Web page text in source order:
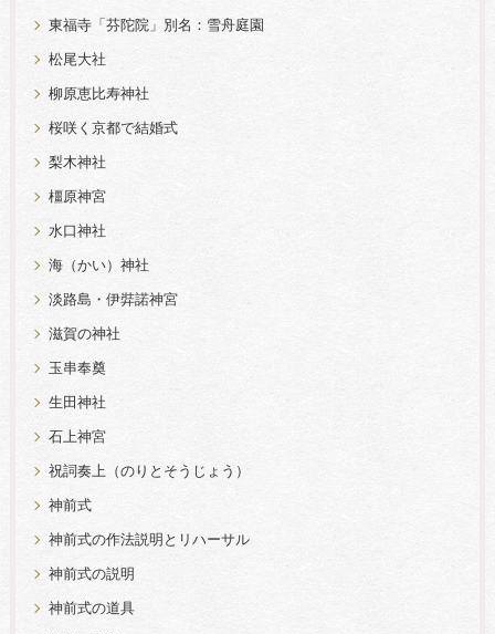
東福寺「芬陀院」別名：雪舟庭園
松尾大社
柳原恵比寿神社
桜咲く京都で結婚式
梨木神社
橿原神宮
水口神社
海（かい）神社
淡路島・伊弉諾神宮
滋賀の神社
玉串奉奠
生田神社
石上神宮
祝詞奏上（のりとそうじょう）
神前式
神前式の作法説明とリハーサル
神前式の説明
神前式の道具